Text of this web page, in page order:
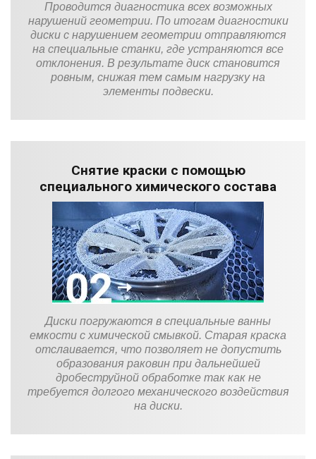
Проводится диагностика всех возможных
нарушений геометрии. По итогам диагностики
диски с нарушением геометрии отправляются
на специальные станки, где устраняются все
отклонения. В результате диск становится
ровным, снижая тем самым нагрузку на
элементы подвески.
Снятие краски с помощью
специального химического состава
Диски погружаются в специальные ванны
емкости с химической смывкой. Старая краска
отслаивается, что позволяет не допустить
образования раковин при дальнейшей
дробеструйной обработке так как не
требуется долгого механического воздействия
на диски.